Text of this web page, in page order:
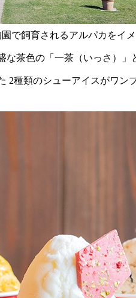
で飼育されるアルパカをイ
な茶色の「一茶（いっさ）
2種類のシューアイスがワン